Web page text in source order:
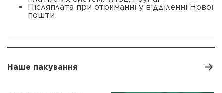
Післяплата при отриманні у відділенні Нової
пошти
Наше пакування